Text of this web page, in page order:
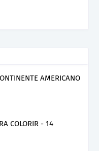
AMERICANO
COLORIR - 14